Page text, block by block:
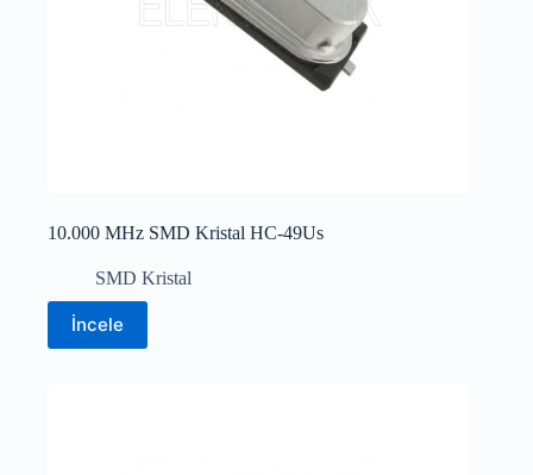
10.000 MHz SMD Kristal HC-49Us
SMD Kristal
İncele